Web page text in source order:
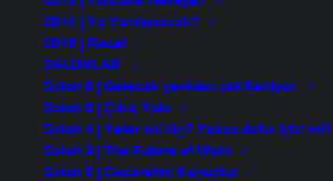
2011 | Ya Yanılıyorsak?
2010 | Reset
SALONLAR
Salon 6 | Gelecek yeniden şekilleniyor.
Salon 5 | Çıkış Yolu
Salon 4 | Yeter mi hiç? Yoksa daha iyisi mi?
Salon 3 | The Future of Work
Salon 2 | Cesaretini Konuştur